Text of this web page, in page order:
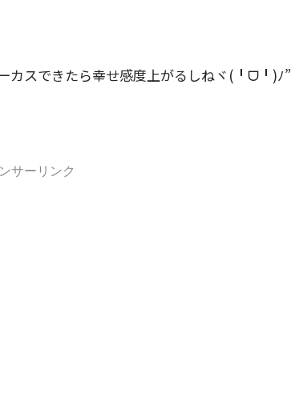
カスできたら幸せ感度上がるしねヾ(╹ᗜ╹)ﾉ”
サーリンク